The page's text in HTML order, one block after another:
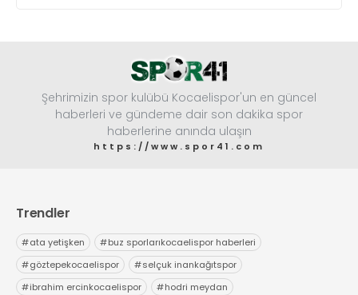
Şehrimizin spor kulübü Kocaelispor'un en güncel
haberleri ve gündeme dair son dakika spor
haberlerine anında ulaşın
https://www.spor41.com
Trendler
#ata yetişken #buz sporlarıkocaelispor haberleri
#göztepekocaelispor #selçuk inankağıtspor
#ibrahim ercinkocaelispor #hodri meydan